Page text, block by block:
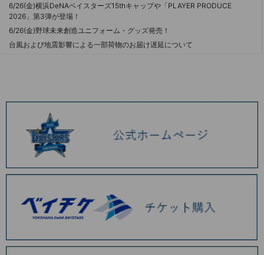
6/26(金)横浜DeNAベイスターズ15thキャップや「PLAYER PRODUCE
2026」第3弾が登場！
6/26(金)野球未来創造ユニフォーム・グッズ発売！
台風および地震影響による一部荷物のお届け遅延について
6/12(金)B⭐︎Memoriesグッズ新作や、NEW ERAコラボの横浜開港記念モデ
ルキャップが登場！
6/5(金)キャップマスコットぬいぐるみや、マスコットドット柄グッズが登
2026.05 (11)